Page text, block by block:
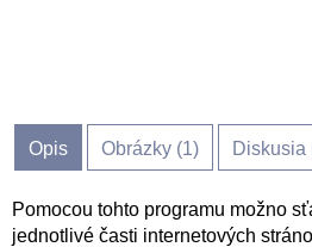
Opis Obrázky (1) Diskusia
Pomocou tohto programu možno
jednotlivé časti internetových